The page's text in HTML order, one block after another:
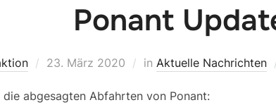
Ponant
23. März 2020 in Aktuelle Nachrichten
abgesagten Abfahrten von Ponant: